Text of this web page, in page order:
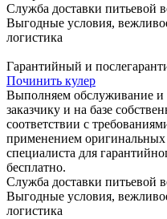
Служба доставки питьевой
Выгодные условия,
логистика
Гарантийный и
Починить кулер
Выполняем обслуживание и
заказчику и на базе
соответствии с
применением оригинальных
специалиста для
бесплатно.
Служба доставки питьевой
Выгодные условия,
логистика